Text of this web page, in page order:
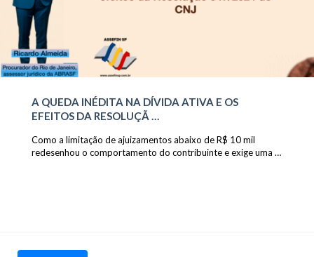
A QUEDA INÉDITA NA DÍVIDA ATIVA E OS
EFEITOS DA RESOLUÇÃ …
Como a limitação de ajuizamentos abaixo de R$ 10 mil
redesenhou o comportamento do contribuinte e exige uma …